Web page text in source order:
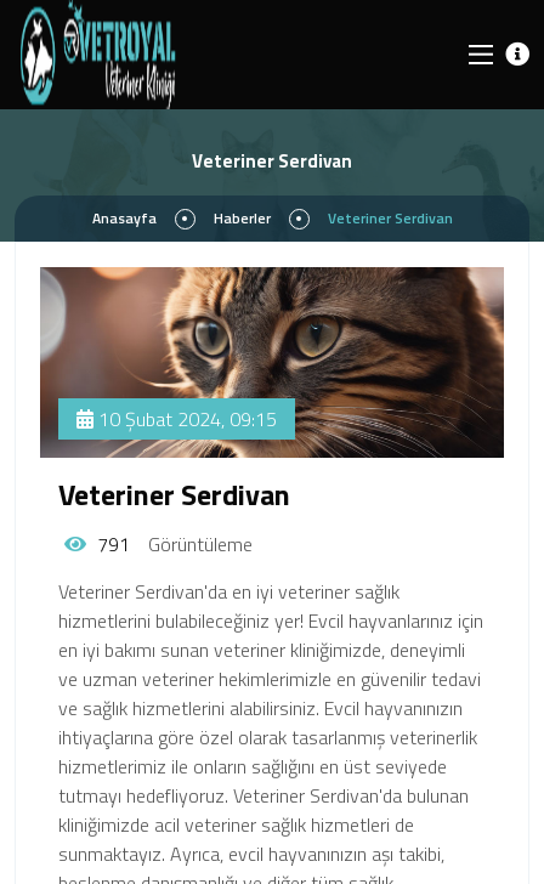
Veteriner Serdivan
Anasayfa Haberler Veteriner Serdivan
10 Şubat 2024, 09:15
Veteriner Serdivan
791
Görüntüleme
Veteriner Serdivan'da en iyi veteriner sağlık
hizmetlerini bulabileceğiniz yer! Evcil hayvanlarınız için
en iyi bakımı sunan veteriner kliniğimizde, deneyimli
ve uzman veteriner hekimlerimizle en güvenilir tedavi
ve sağlık hizmetlerini alabilirsiniz. Evcil hayvanınızın
ihtiyaçlarına göre özel olarak tasarlanmış veterinerlik
hizmetlerimiz ile onların sağlığını en üst seviyede
tutmayı hedefliyoruz. Veteriner Serdivan'da bulunan
kliniğimizde acil veteriner sağlık hizmetleri de
sunmaktayız. Ayrıca, evcil hayvanınızın aşı takibi,